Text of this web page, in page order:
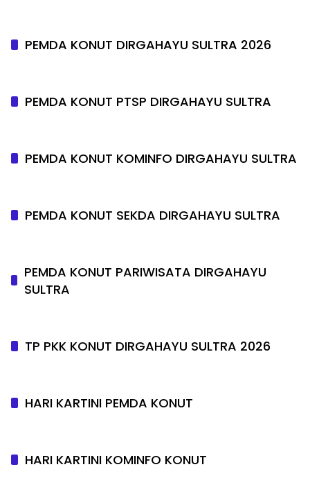
PEMDA KONUT DIRGAHAYU SULTRA 2026
PEMDA KONUT PTSP DIRGAHAYU SULTRA
PEMDA KONUT KOMINFO DIRGAHAYU SULTRA
PEMDA KONUT SEKDA DIRGAHAYU SULTRA
PEMDA KONUT PARIWISATA DIRGAHAYU
SULTRA
TP PKK KONUT DIRGAHAYU SULTRA 2026
HARI KARTINI PEMDA KONUT
HARI KARTINI KOMINFO KONUT